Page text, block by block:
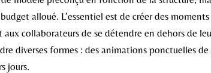
alloué. L’essentiel est de créer des
aux collaborateurs de se détendre en dehors de
diverses formes : des animations ponctuelles de
jours.